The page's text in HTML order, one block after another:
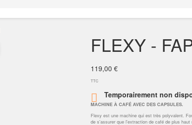
FLEXY -
119,00 €
TTC
 Temporairement non
MACHINE À CAFÉ AVEC DES CAPSULES.
Flexy est une machine qui est très polyvalent.
de s'assurer que l'extraction de café de plus